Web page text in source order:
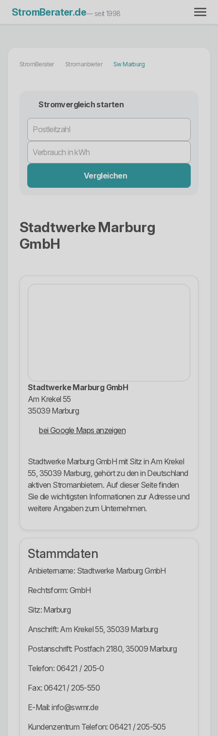
StromBerater.de— seit 1998
StromBerater Stromanbieter Sw Marburg
Stromvergleich starten
Vergleichen
Stadtwerke Marburg
GmbH
Stadtwerke Marburg GmbH
Am Krekel 55
35039 Marburg
bei Google Maps anzeigen
Stadtwerke Marburg GmbH mit Sitz in Am Krekel
55, 35039 Marburg, gehört zu den in Deutschland
aktiven Stromanbietern. Auf dieser Seite finden
Sie die wichtigsten Informationen zur Adresse und
weitere Angaben zum Unternehmen.
Stammdaten
Anbietername: Stadtwerke Marburg GmbH
Rechtsform: GmbH
Sitz: Marburg
Anschrift: Am Krekel 55, 35039 Marburg
Postanschrift: Postfach 2180, 35009 Marburg
Telefon: 06421 / 205-0
Fax: 06421 / 205-550
E-Mail: info@swmr.de
Kundenzentrum Telefon: 06421 / 205-505